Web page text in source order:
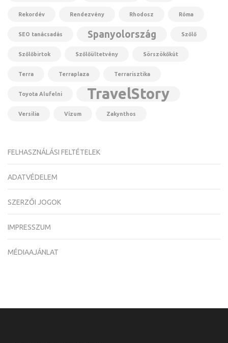
Rekordév Rendezvény Rhodosz Róma
SEO tanácsadás Spanyolország Szőlő
Szőlőbirtok Szőlőültetvény Sörszökőkút
Terra Terraplaza Terrarisztika
Toyota Alufelni TravelStory
Versilia Vízum Zakynthos
FELHASZNÁLÁSI FELTÉTELEK
ADATVÉDELEM
SZERZŐI JOGOK
IMPRESSZUM
MÉDIAAJÁNLAT